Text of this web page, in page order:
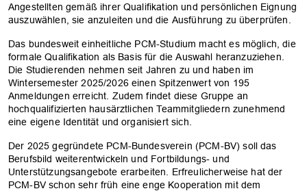
Angestellten gemäß ihrer Qualifikation und persönlichen Eignung
auszuwählen, sie anzuleiten und die Ausführung zu überprüfen.
Das bundesweit einheitliche PCM-Studium macht es möglich, die
formale Qualifikation als Basis für die Auswahl heranzuziehen.
Die Studierenden nehmen seit Jahren zu und haben im
Wintersemester 2025/2026 einen Spitzenwert von 195
Anmeldungen erreicht. Zudem findet diese Gruppe an
hochqualifizierten hausärztlichen Teammitgliedern zunehmend
eine eigene Identität und organisiert sich.
Der 2025 gegründete PCM-Bundesverein (PCM-BV) soll das
Berufsbild weiterentwickeln und Fortbildungs- und
Unterstützungsangebote erarbeiten. Erfreulicherweise hat der
PCM-BV schon sehr früh eine enge Kooperation mit dem